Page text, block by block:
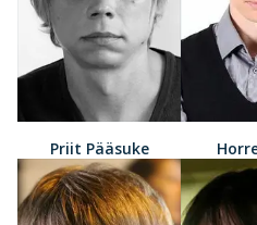
Priit Pääsuke